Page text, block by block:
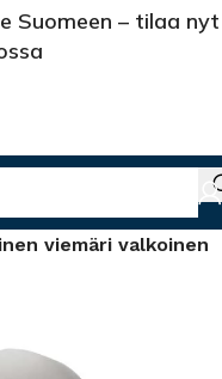
Suomeen – tilaa nyt
viemäri valkoinen